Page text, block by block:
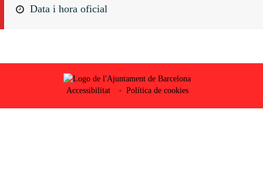
Data i hora oficial
Accessibilitat Política de cookies